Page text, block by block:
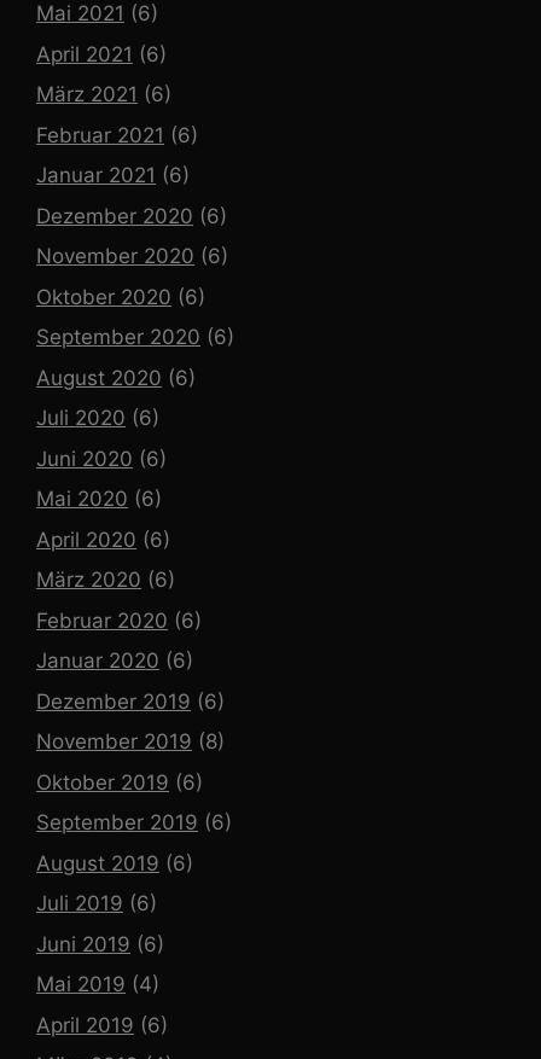
Mai 2021 (6)
April 2021 (6)
März 2021 (6)
Februar 2021 (6)
Januar 2021 (6)
Dezember 2020 (6)
November 2020 (6)
Oktober 2020 (6)
September 2020 (6)
August 2020 (6)
Juli 2020 (6)
Juni 2020 (6)
Mai 2020 (6)
April 2020 (6)
März 2020 (6)
Februar 2020 (6)
Januar 2020 (6)
Dezember 2019 (6)
November 2019 (8)
Oktober 2019 (6)
September 2019 (6)
August 2019 (6)
Juli 2019 (6)
Juni 2019 (6)
Mai 2019 (4)
April 2019 (6)